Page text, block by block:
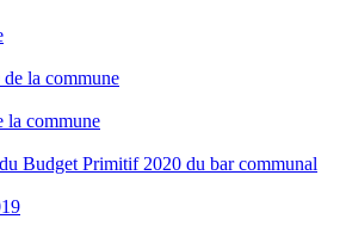
la commune
la commune
Budget Primitif 2020 du bar communal